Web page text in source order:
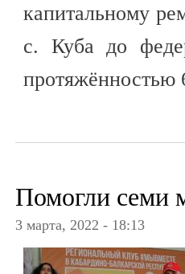
капитальному
с. Куба до
протяжённостью
Помогли семи
3 марта, 2022 - 18:13